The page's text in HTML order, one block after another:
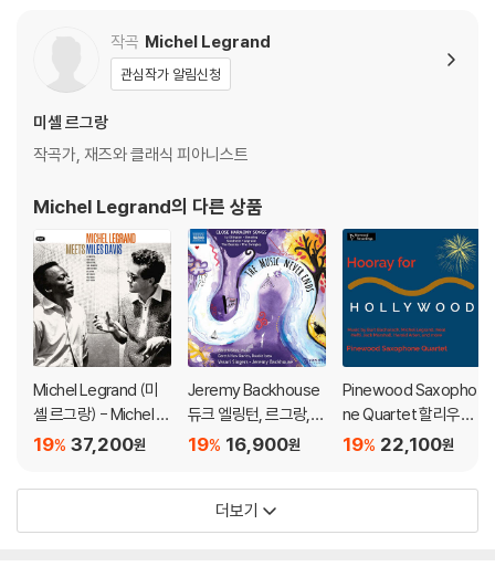
작곡 Michel Legrand
관심작가 알림신청
미셸 르그랑
작곡가, 재즈와 클래식 피아니스트
Michel Legrand의 다른 상품
Michel Legrand (미
셸 르그랑) - Michel L
egrand meets Miles
37,200원
19%
Jeremy Backhouse
듀크 엘링턴, 르그랑,
존 레논, 폴 매카트니 등
결코 끝나지 않는다 (T
he Music Never End
s)
16,900원
19%
Pinewood Saxopho
ne Quartet 할리우드
를 위한 경의 (Hooray
wood Saxophone Q
22,100원
19%
더보기